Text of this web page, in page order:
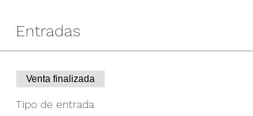
Entradas
Venta finalizada
Tipo de entrada